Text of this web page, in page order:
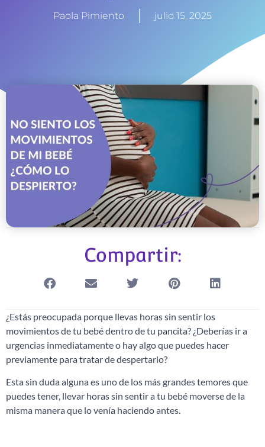
Paola Pimiento julio 15, 2025
Compartir:
¿Estás preocupada porque llevas horas sin sentir los
movimientos de tu bebé dentro de tu pancita? ¿Deberías ir a
urgencias inmediatamente o hay algo que puedes hacer
previamente para tratar de despertarlo?
Esta sin duda alguna es uno de los más grandes temores que
puedes tener, llevar horas sin sentir a tu bebé moverse de la
misma manera que lo venía haciendo antes.